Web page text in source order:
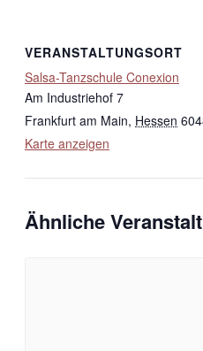
VERANSTALTUNGSORT
Salsa-Tanzschule Conexion
Am Industriehof 7
Frankfurt am Main, Hessen
Karte anzeigen
Ähnliche